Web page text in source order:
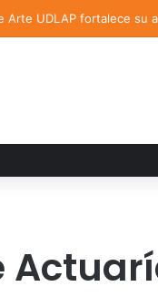
Arte UDLAP fortalece su